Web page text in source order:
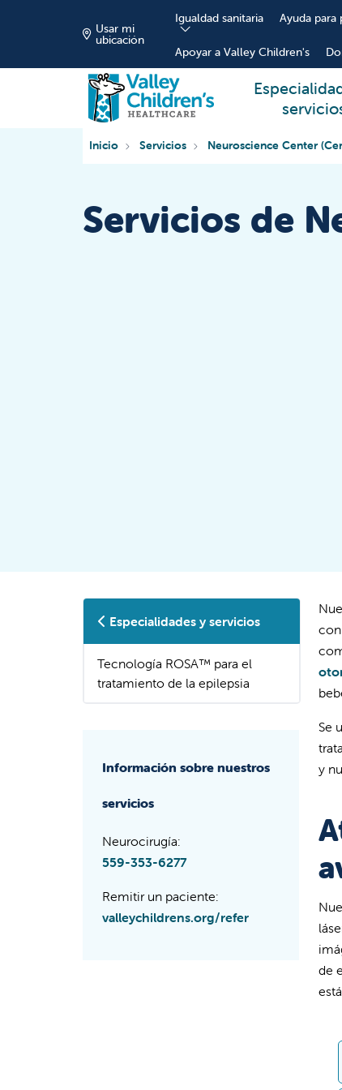
Usar mi
ubicación
Igualdad sanitaria Ayuda para
Apoyar a Valley Children's
Inicio Servicios Neuroscience Center
Servicios de
Especialidades y servicios
Tecnología ROSA™ para el
tratamiento de la epilepsia
Información sobre nuestros
servicios
Neurocirugía:
559-353-6277
Remitir un paciente:
valleychildrens.org/refer
Se
y
de